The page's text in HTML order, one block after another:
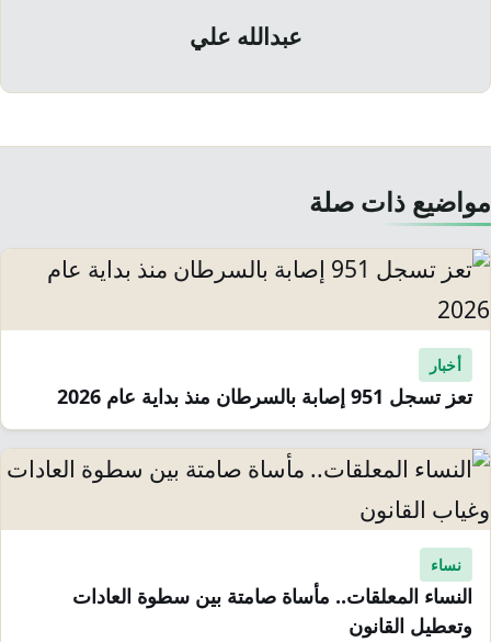
عبدالله علي
مواضيع ذات صلة
أخبار
تعز تسجل 951 إصابة بالسرطان منذ بداية عام 2026
نساء
النساء المعلقات.. مأساة صامتة بين سطوة العادات
وتعطيل القانون